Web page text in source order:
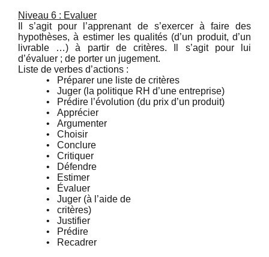
Niveau 6 : Evaluer
Il s’agit pour l’apprenant de s’exercer à faire des
hypothèses, à estimer les qualités (d’un produit, d’un
livrable …) à partir de critères. Il s’agit pour lui
d’évaluer ; de porter un jugement.
Liste de verbes d’actions :
•
Préparer une liste de critères
•
Juger (la politique RH d’une entreprise)
•
Prédire l’évolution (du prix d’un produit)
•
Apprécier
•
Argumenter
•
Choisir
•
Conclure
•
Critiquer
•
Défendre
•
Estimer
•
Évaluer
•
Juger (à l’aide de
•
critères)
•
Justifier
•
Prédire
•
Recadrer